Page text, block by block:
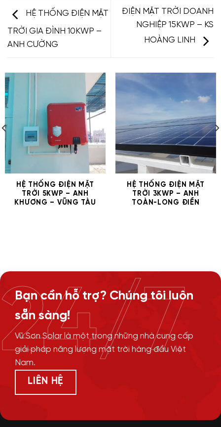
HỆ THỐNG ĐIỆN MẶT
TRỜI GIA ĐÌNH 10KWP –
ANH CƯỜNG
ĐIỆN MẶT TRỜI DOANH
NGHIỆP 15KWP – KS
HOÀNG LINH
HỆ THỐNG ĐIỆN MẶT
TRỜI 5KWP – ANH
KHƯƠNG – VŨNG TÀU
HỆ THỐNG ĐIỆN MẶT
TRỜI 3KWP – ANH
TOÀN-LONG ĐIỀN
Bạn cần hỗ trợ? Chúng tôi luôn
sẵn sàng!
Vũ Sơn Solar là một trong những nhà cung cấp
giải pháp năng lượng mặt trời hàng đầu Việt
Nam.
LIÊN HỆ
24/7